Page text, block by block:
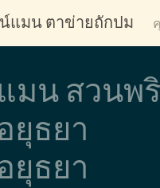
แมน ตาข่ายถักปม
มน สวนพ
ยุธยา
ยุธยา